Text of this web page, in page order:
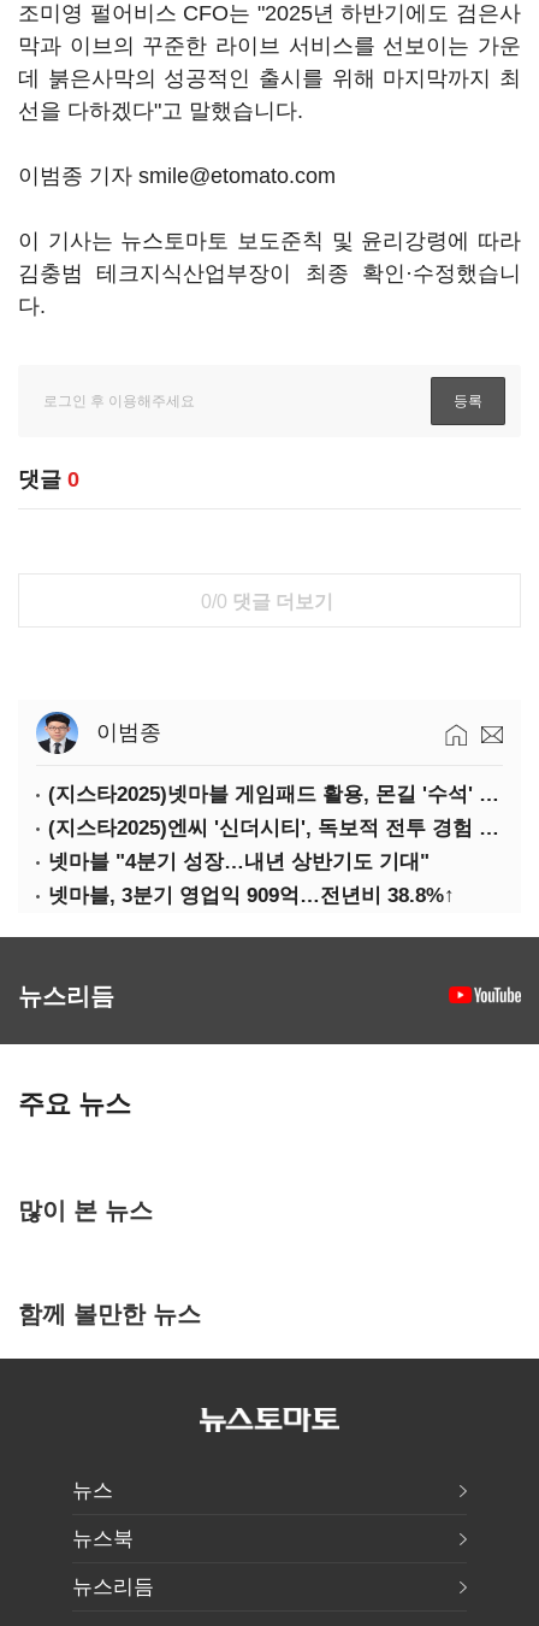
조미영 펄어비스 CFO는 "2025년 하반기에도 검은사
막과 이브의 꾸준한 라이브 서비스를 선보이는 가운
데 붉은사막의 성공적인 출시를 위해 마지막까지 최
선을 다하겠다"고 말했습니다.
이범종 기자 smile@etomato.com
이 기사는 뉴스토마토 보도준칙 및 윤리강령에 따라
김충범 테크지식산업부장이 최종 확인·수정했습니
다.
댓글 0
0/0 댓글 더보기
이범종
(지스타2025)넷마블 게임패드 활용, 몬길 '수석' 7대죄 '차석'
(지스타2025)엔씨 '신더시티', 독보적 전투 경험 필요
넷마블 "4분기 성장…내년 상반기도 기대"
넷마블, 3분기 영업익 909억…전년비 38.8%↑
뉴스리듬
주요 뉴스
많이 본 뉴스
함께 볼만한 뉴스
뉴스
뉴스북
뉴스리듬